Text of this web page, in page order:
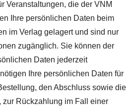
Veranstaltungen, die der VNM
Ihre persönlichen Daten beim
im Verlag gelagert und sind nur
zugänglich. Sie können der
Daten jederzeit
Ihre persönlichen Daten für
den Abschluss sowie die
zur Rückzahlung im Fall einer